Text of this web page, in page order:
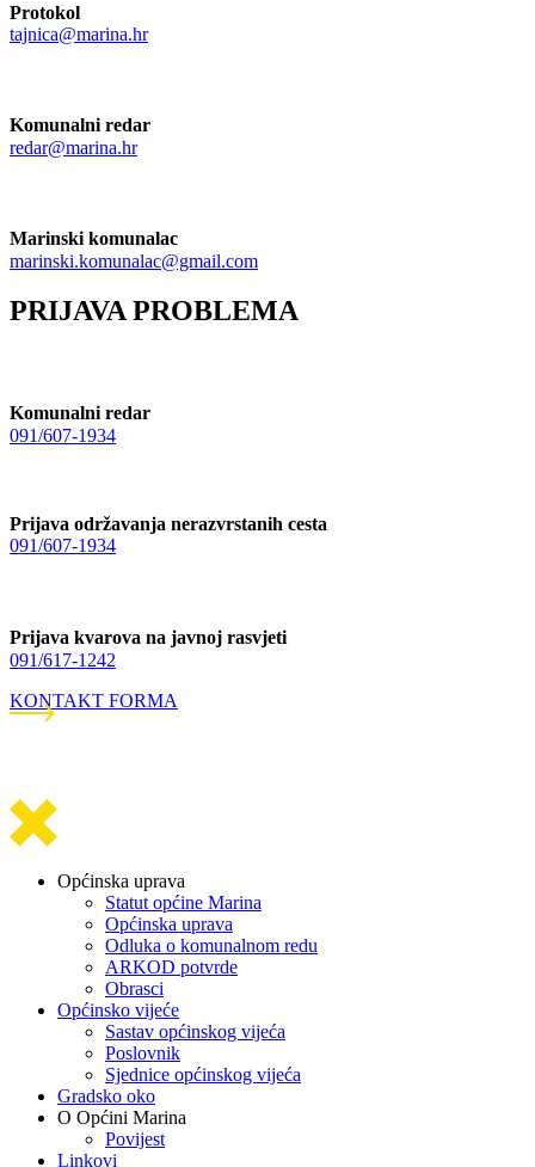
Protokol
tajnica@marina.hr
Komunalni redar
redar@marina.hr
Marinski komunalac
marinski.komunalac@gmail.com
PRIJAVA PROBLEMA
Komunalni redar
091/607-1934
Prijava održavanja nerazvrstanih cesta
091/607-1934
Prijava kvarova na javnoj rasvjeti
091/617-1242
KONTAKT FORMA
Općinska uprava
Statut općine Marina
Općinska uprava
Odluka o komunalnom redu
ARKOD potvrde
Obrasci
Općinsko vijeće
Sastav općinskog vijeća
Poslovnik
Sjednice općinskog vijeća
Gradsko oko
O Općini Marina
Povijest
Linkovi